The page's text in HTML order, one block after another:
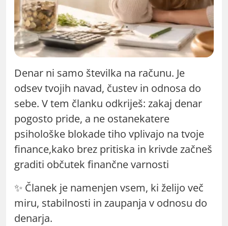
Denar ni samo številka na računu. Je
odsev tvojih navad, čustev in odnosa do
sebe. V tem članku odkriješ: zakaj denar
pogosto pride, a ne ostanekatere
psihološke blokade tiho vplivajo na tvoje
finance,kako brez pritiska in krivde začneš
graditi občutek finančne varnosti
✨ Članek je namenjen vsem, ki želijo več
miru, stabilnosti in zaupanja v odnosu do
denarja.